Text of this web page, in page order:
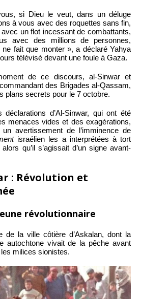
si Dieu le veut, dans un déluge
à vous avec des roquettes sans fin,
un flot incessant de combattants,
avec des millions de personnes,
fait que monter », a déclaré Yahya
télévisé devant une foule à Gaza.
de ce discours, al-Sinwar et
des Brigades al-Qassam,
plans secrets pour le 7 octobre.
déclarations d’Al-Sinwar, qui ont été
menaces vides et des exagérations,
avertissement de l’imminence de
israélien les a interprétées à tort
qu’il s’agissait d’un signe avant-
: Révolution et
révolutionnaire
de la ville côtière d’Askalan, dont la
autochtone vivait de la pêche avant
les milices sionistes.